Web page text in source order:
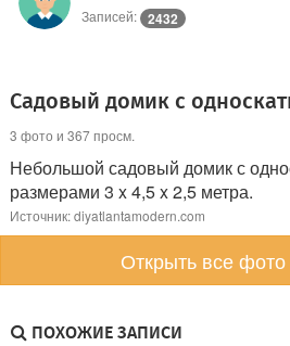
Записей: 2432
Садовый домик с
3 фото и 367 просм.
Небольшой садовый домик с
размерами 3 x 4,5 x 2,5 метра.
Источник: diyatlantamodern.com
Открыть все фото
ПОХОЖИЕ ЗАПИСИ